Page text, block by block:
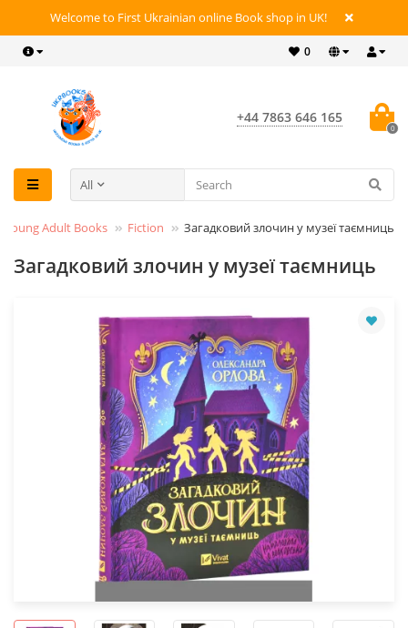
Welcome to First Ukrainian online Book shop in UK!
0
+44 7863 646 165
0
All
Young Adult Books Fiction Загадковий злочин у музеї таємниць
Загадковий злочин у музеї таємниць